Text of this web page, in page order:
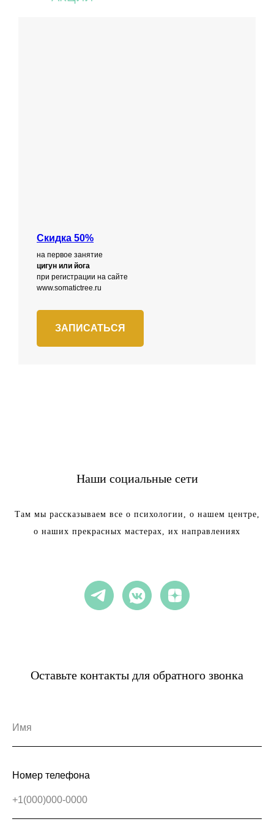
Скидка 50%
на первое занятие
цигун или йога
при регистрации на сайте
www.somatictree.ru
ЗАПИСАТЬСЯ
Наши социальные сети
Там мы рассказываем все о психологии, о нашем центре,
о наших прекрасных мастерах, их направлениях
Оставьте контакты для обратного звонка
Номер телефона